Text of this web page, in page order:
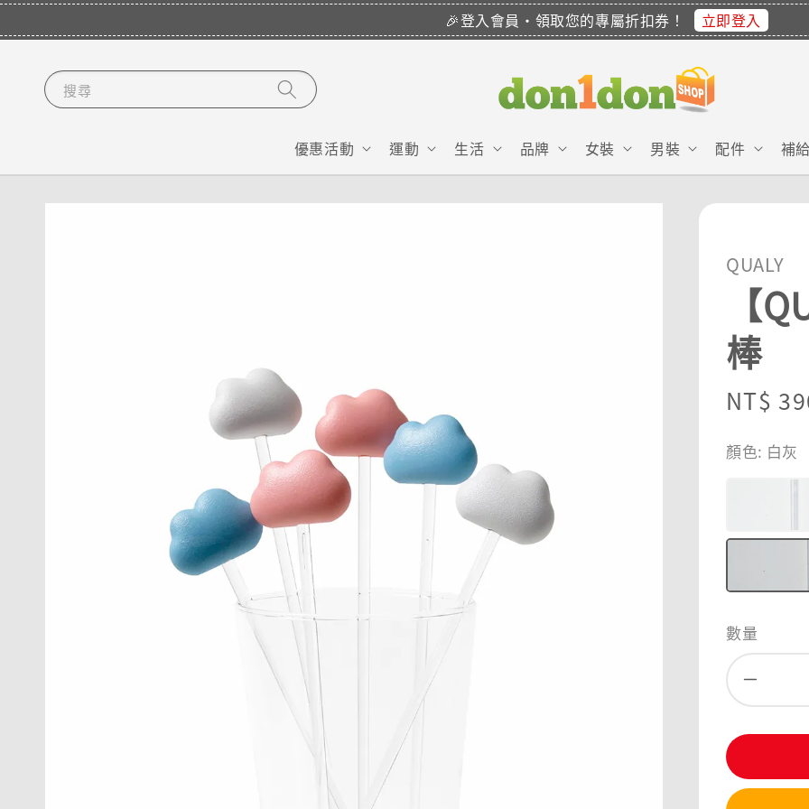
🎉登入會員・領取您的專屬折扣券！ 立即登入
搜尋
優惠活動 運動 生活 品牌 女裝 男裝 配件 補
QUALY
【
棒
NT$
顏色: 白灰
數量